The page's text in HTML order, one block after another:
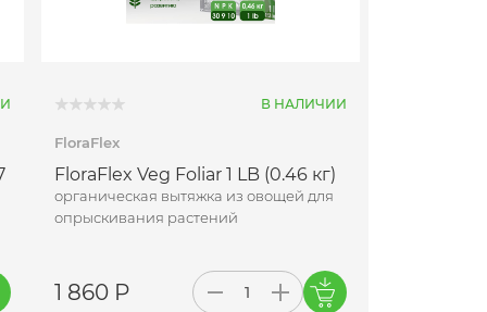
В НАЛИЧИИ
FloraFlex
FloraFlex Veg Foliar 1 LB (0.46 кг)
органическая вытяжка из овощей для
опрыскивания растений
1 860 Р